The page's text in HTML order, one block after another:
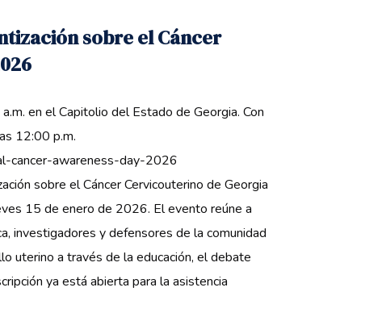
sobre el Cáncer
en el Capitolio del Estado de Georgia. Con
12:00 p.m.
cancer-awareness-day-2026
sobre el Cáncer Cervicouterino de Georgia
15 de enero de 2026. El evento reúne a
investigadores y defensores de la comunidad
uterino a través de la educación, el debate
ya está abierta para la asistencia